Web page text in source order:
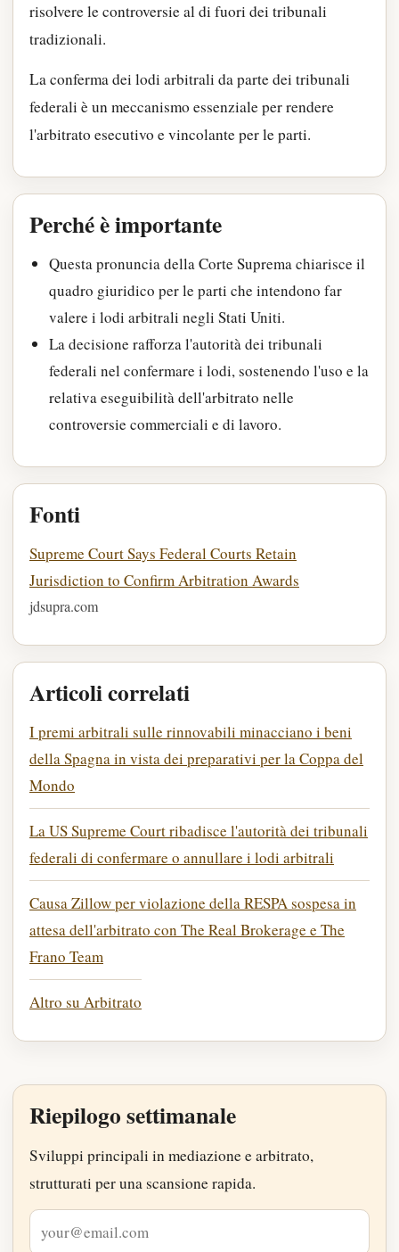
risolvere le controversie al di fuori dei tribunali
tradizionali.
La conferma dei lodi arbitrali da parte dei tribunali
federali è un meccanismo essenziale per rendere
l'arbitrato esecutivo e vincolante per le parti.
Perché è importante
Questa pronuncia della Corte Suprema chiarisce il
quadro giuridico per le parti che intendono far
valere i lodi arbitrali negli Stati Uniti.
La decisione rafforza l'autorità dei tribunali
federali nel confermare i lodi, sostenendo l'uso e la
relativa eseguibilità dell'arbitrato nelle
controversie commerciali e di lavoro.
Fonti
Supreme Court Says Federal Courts Retain
Jurisdiction to Confirm Arbitration Awards
jdsupra.com
Articoli correlati
I premi arbitrali sulle rinnovabili minacciano i beni
della Spagna in vista dei preparativi per la Coppa del
Mondo
La US Supreme Court ribadisce l'autorità dei tribunali
federali di confermare o annullare i lodi arbitrali
Causa Zillow per violazione della RESPA sospesa in
attesa dell'arbitrato con The Real Brokerage e The
Frano Team
Altro su Arbitrato
Riepilogo settimanale
Sviluppi principali in mediazione e arbitrato,
strutturati per una scansione rapida.
Indirizzo e-mail